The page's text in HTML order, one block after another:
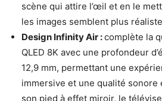
scène qui attire l’œil et en le
les images semblent plus
Design Infinity Air :complète la
QLED 8K avec une profondeur
12,9 mm, permettant une
immersive et une qualité sonore
son pied à effet miroir, le